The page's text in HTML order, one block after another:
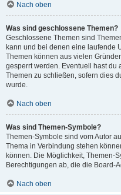
Nach oben
Was sind geschlossene Themen?
Geschlossene Themen sind
kann und bei denen eine laufende
Themen können aus vielen
gesperrt werden. Eventuell hast
Themen zu schließen, sofern dies
wurde.
Nach oben
Was sind Themen-Symbole?
Themen-Symbole sind vom Autor
Thema in Verbindung stehen
können. Die Möglichkeit, Themen-
Berechtigungen ab, die die Board-
Nach oben